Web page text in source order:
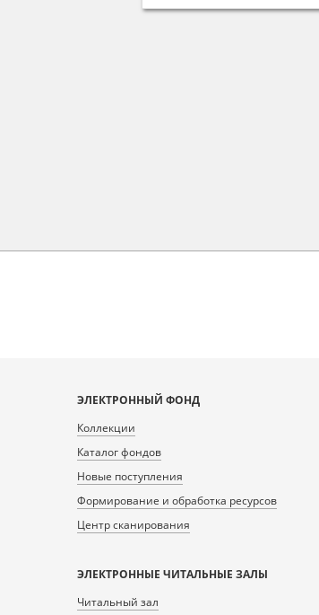
ЭЛЕКТРОННЫЙ ФОНД
Коллекции
Каталог фондов
Новые поступления
Формирование и обработка ресурсов
Центр сканирования
ЭЛЕКТРОННЫЕ ЧИТАЛЬНЫЕ ЗАЛЫ
Читальный зал